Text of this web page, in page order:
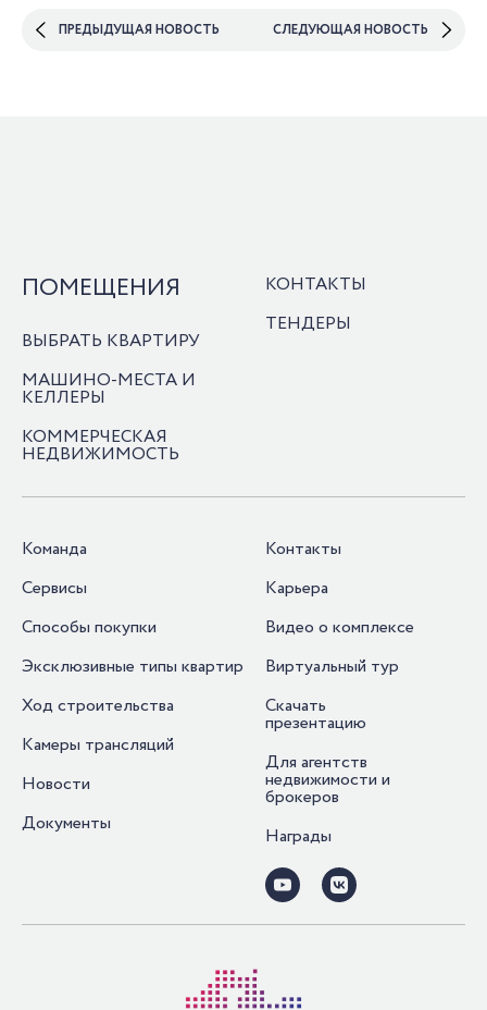
ПРЕДЫДУЩАЯ НОВОСТЬ СЛЕДУЮЩАЯ НОВОСТЬ
ПОМЕЩЕНИЯ
ВЫБРАТЬ КВАРТИРУ
МАШИНО-МЕСТА И
КЕЛЛЕРЫ
КОММЕРЧЕСКАЯ
НЕДВИЖИМОСТЬ
КОНТАКТЫ
ТЕНДЕРЫ
Команда
Сервисы
Способы покупки
Эксклюзивные типы квартир
Ход строительства
Камеры трансляций
Новости
Документы
Контакты
Карьера
Видео о комплексе
Виртуальный тур
Скачать
презентацию
Для агентств
недвижимости и
брокеров
Награды